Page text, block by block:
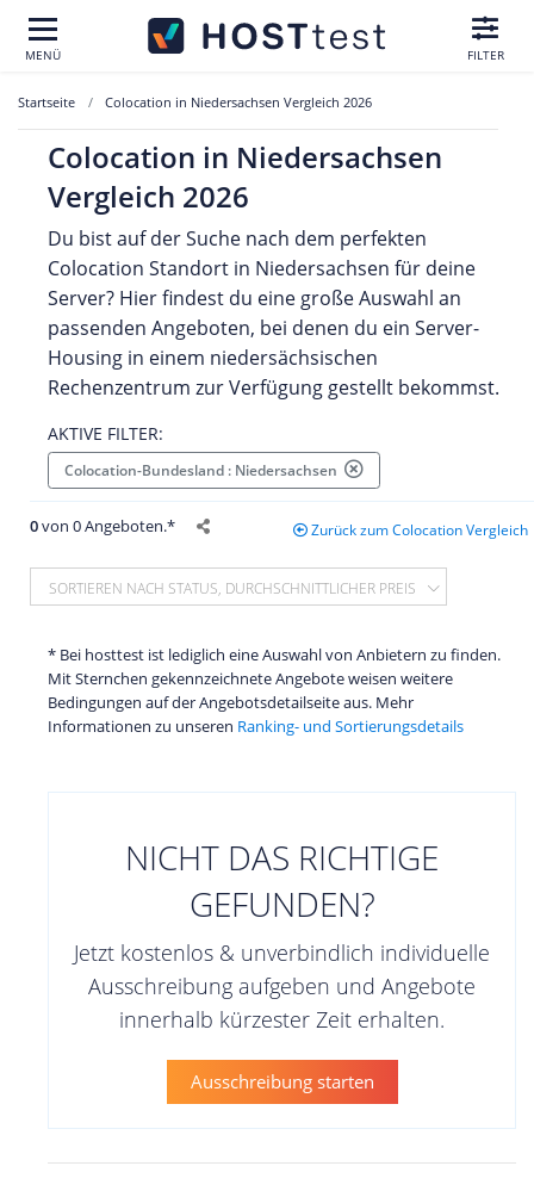
MENÜ FILTER
Startseite Colocation in Niedersachsen Vergleich 2026
Colocation in Niedersachsen
Vergleich 2026
Du bist auf der Suche nach dem perfekten
Colocation Standort in Niedersachsen für deine
Server? Hier findest du eine große Auswahl an
passenden Angeboten, bei denen du ein Server-
Housing in einem niedersächsischen
Rechenzentrum zur Verfügung gestellt bekommst.
AKTIVE FILTER:
Colocation-Bundesland : Niedersachsen
0von 0 Angeboten.* Zurück zum Colocation Vergleich
SORTIEREN NACH STATUS, DURCHSCHNITTLICHER PREIS
* Bei hosttest ist lediglich eine Auswahl von Anbietern zu finden.
Mit Sternchen gekennzeichnete Angebote weisen weitere
Bedingungen auf der Angebotsdetailseite aus. Mehr
Informationen zu unseren Ranking- und Sortierungsdetails
NICHT DAS RICHTIGE
GEFUNDEN?
Jetzt kostenlos & unverbindlich individuelle
Ausschreibung aufgeben und Angebote
innerhalb kürzester Zeit erhalten.
Ausschreibung starten